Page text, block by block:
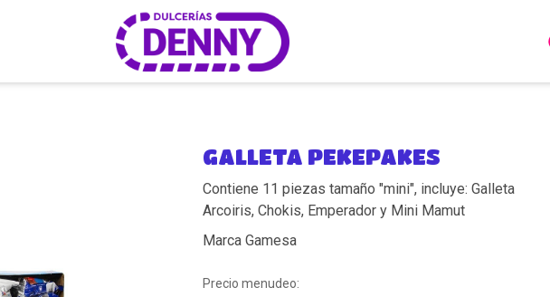
GALLETA PEKEPAKES
Contiene 11 piezas tamaño "mini", incluye: Galleta
Arcoiris, Chokis, Emperador y Mini Mamut
Marca Gamesa
Precio menudeo: